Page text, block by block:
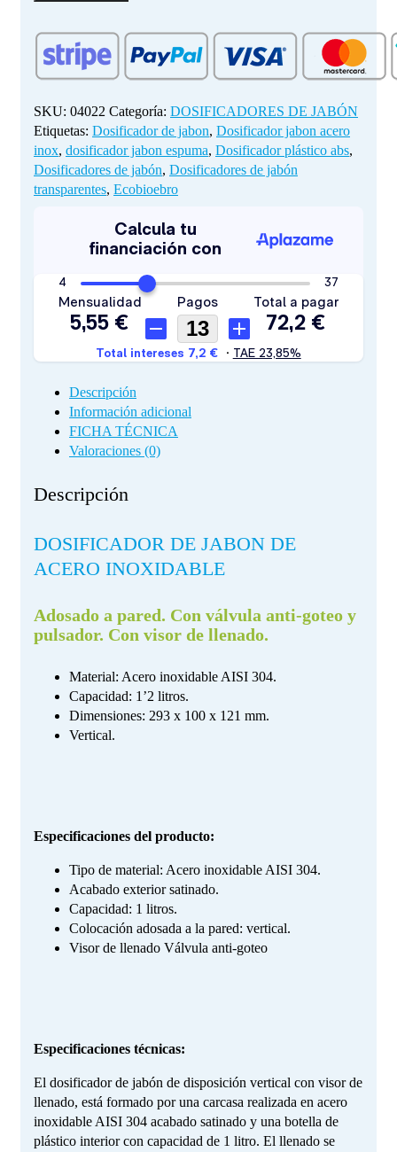
DE
ACERO
INOXIDABLE
SKU: 04022 Categoría: DOSIFICADORES DE JABÓN
Etiquetas: Dosificador de jabon, Dosificador jabon acero
inox, dosificador jabon espuma, Dosificador plástico abs,
Dosificadores de jabón, Dosificadores de jabón
transparentes, Ecobioebro
Descripción
Información adicional
FICHA TÉCNICA
Valoraciones (0)
Descripción
DOSIFICADOR DE JABON DE
ACERO INOXIDABLE
Adosado a pared. Con válvula anti-goteo y
pulsador. Con visor de llenado.
Material: Acero inoxidable AISI 304.
Capacidad: 1’2 litros.
Dimensiones: 293 x 100 x 121 mm.
Vertical.
Especificaciones del producto:
Tipo de material: Acero inoxidable AISI 304.
Acabado exterior satinado.
Capacidad: 1 litros.
Colocación adosada a la pared: vertical.
Visor de llenado Válvula anti-goteo
Especificaciones técnicas:
El dosificador de jabón de disposición vertical con visor de
llenado, está formado por una carcasa realizada en acero
inoxidable AISI 304 acabado satinado y una botella de
plástico interior con capacidad de 1 litro. El llenado se